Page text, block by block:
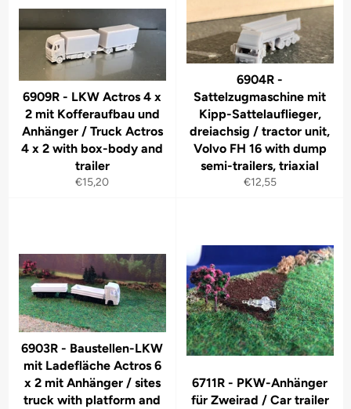
6909R - LKW Actros 4 x
2 mit Kofferaufbau und
Anhänger / Truck Actros
4 x 2 with box-body and
trailer
Normaler
€15,20
6904R -
Sattelzugmaschine mit
Kipp-Sattelauflieger,
dreiachsig / tractor unit,
Volvo FH 16 with dump
semi-trailers, triaxial
Normaler
€12,55
6903R - Baustellen-LKW
mit Ladefläche Actros 6
x 2 mit Anhänger / sites
truck with platform and
6711R - PKW-Anhänger
für Zweirad / Car trailer